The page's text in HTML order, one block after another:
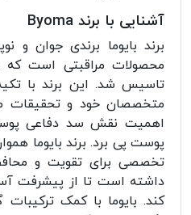
آشنایی با برند Byoma
برند بایوما برندی جوان و
تاسیس شد. این برند با
متخصصان خود و تحقیقات
اهمیت نقش سد دفاعی
پوست پی برد. برند بایوما
تخصصی برای تقویت و
داشته است تا از پیشرفت
کند. بایوما با کمک